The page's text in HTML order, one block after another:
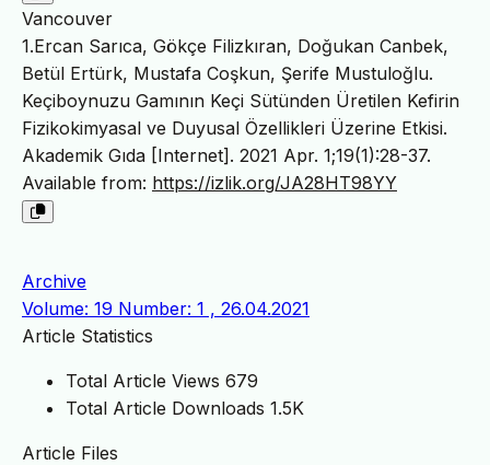
Vancouver
1.Ercan Sarıca, Gökçe Filizkıran, Doğukan Canbek,
Betül Ertürk, Mustafa Coşkun, Şerife Mustuloğlu.
Keçiboynuzu Gamının Keçi Sütünden Üretilen Kefirin
Fizikokimyasal ve Duyusal Özellikleri Üzerine Etkisi.
Akademik Gıda [Internet]. 2021 Apr. 1;19(1):28-37.
Available from: https://izlik.org/JA28HT98YY
Archive
Volume: 19 Number: 1 , 26.04.2021
Article Statistics
Total Article Views 679
Total Article Downloads 1.5K
Article Files